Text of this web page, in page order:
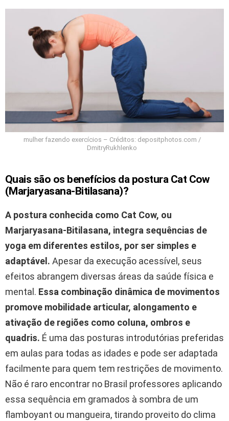
mulher fazendo exercícios – Créditos: depositphotos.com /
DmitryRukhlenko
Quais são os benefícios da postura Cat Cow
(Marjaryasana-Bitilasana)?
A postura conhecida como Cat Cow, ou
Marjaryasana-Bitilasana, integra sequências de
yoga em diferentes estilos, por ser simples e
adaptável. Apesar da execução acessível, seus
efeitos abrangem diversas áreas da saúde física e
mental. Essa combinação dinâmica de movimentos
promove mobilidade articular, alongamento e
ativação de regiões como coluna, ombros e
quadris. É uma das posturas introdutórias preferidas
em aulas para todas as idades e pode ser adaptada
facilmente para quem tem restrições de movimento.
Não é raro encontrar no Brasil professores aplicando
essa sequência em gramados à sombra de um
flamboyant ou mangueira, tirando proveito do clima